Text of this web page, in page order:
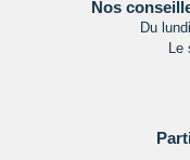
Nos
Du
Le